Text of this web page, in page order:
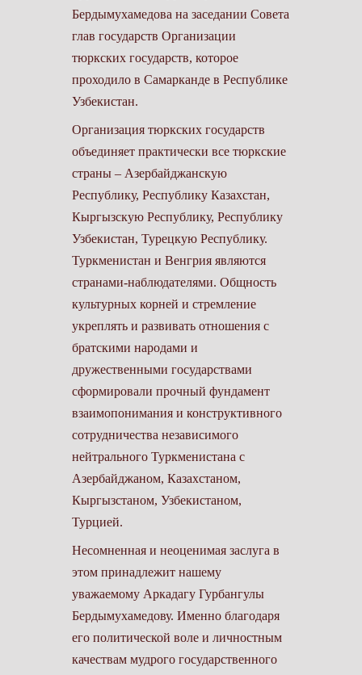
Бердымухамедова на заседании Совета
глав государств Организации
тюркских государств, которое
проходило в Самарканде в Республике
Узбекистан.
Организация тюркских государств
объединяет практически все тюркские
страны – Азербайджанскую
Республику, Республику Казахстан,
Кыргызскую Республику, Республику
Узбекистан, Турецкую Республику.
Туркменистан и Венгрия являются
странами-наблюдателями. Общность
культурных корней и стремление
укреплять и развивать отношения с
братскими народами и
дружественными государствами
сформировали прочный фундамент
взаимопонимания и конструктивного
сотрудничества независимого
нейтрального Туркменистана с
Азербайджаном, Казахстаном,
Кыргызстаном, Узбекистаном,
Турцией.
Несомненная и неоценимая заслуга в
этом принадлежит нашему
уважаемому Аркадагу Гурбангулы
Бердымухамедову. Именно благодаря
его политической воле и личностным
качествам мудрого государственного